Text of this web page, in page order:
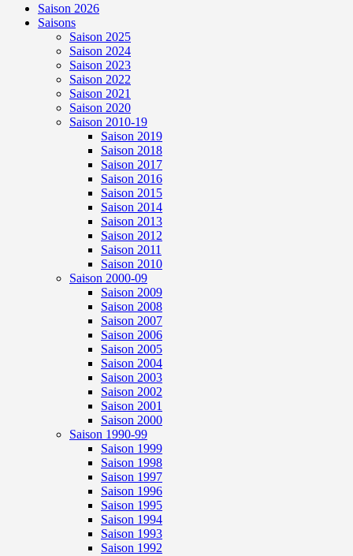
Saison 2026
Saisons
Saison 2025
Saison 2024
Saison 2023
Saison 2022
Saison 2021
Saison 2020
Saison 2010-19
Saison 2019
Saison 2018
Saison 2017
Saison 2016
Saison 2015
Saison 2014
Saison 2013
Saison 2012
Saison 2011
Saison 2010
Saison 2000-09
Saison 2009
Saison 2008
Saison 2007
Saison 2006
Saison 2005
Saison 2004
Saison 2003
Saison 2002
Saison 2001
Saison 2000
Saison 1990-99
Saison 1999
Saison 1998
Saison 1997
Saison 1996
Saison 1995
Saison 1994
Saison 1993
Saison 1992